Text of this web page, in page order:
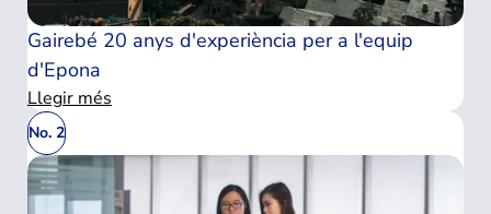
Gairebé 20 anys d'experiència per a l'equip
d'Epona
Llegir més
No. 2